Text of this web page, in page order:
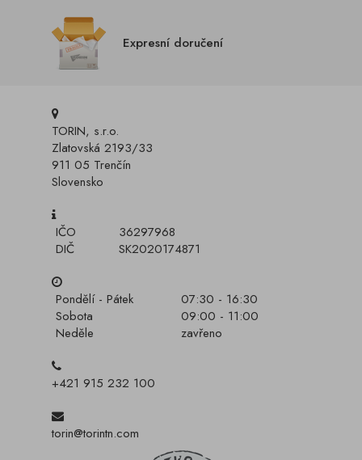
Expresní doručení
TORIN, s.r.o.
Zlatovská 2193/33
911 05 Trenčín
Slovensko
IČO
36297968
DIČ
SK2020174871
Pondělí - Pátek
07:30 - 16:30
Sobota
09:00 - 11:00
Neděle
zavřeno
+421 915 232 100
torin@torintn.com